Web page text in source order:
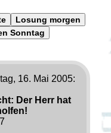
Losung morgen
Sonntag
16. Mai 2005:
Der Herr hat